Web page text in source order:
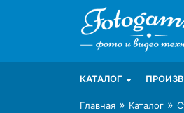
Интернет-
Магазин
КАТАЛОГ
Главная » Каталог »